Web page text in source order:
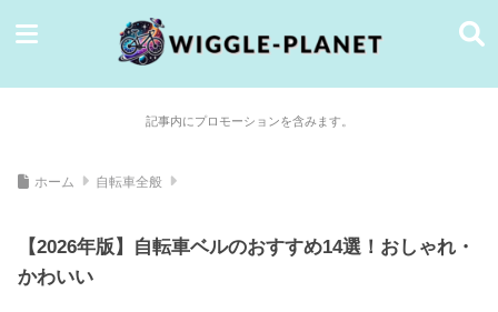
記事内にプロモーションを含みます。
ホーム 自転車全般
【2026年版】自転車ベルのおすすめ14選！おしゃれ・
かわいい